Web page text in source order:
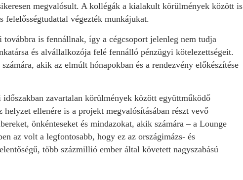
megvalósult. A kollégák a kialakult körülmények között is
felelősségtudattal végezték munkájukat.
is fennállnak, így a cégcsoport jelenleg nem tudja
és alvállalkozója felé fennálló pénzügyi kötelezettségeit.
akik az elmúlt hónapokban és a rendezvény előkészítése
zavartalan körülmények között együttműködő
ellenére is a projekt megvalósításában részt vevő
önkénteseket és mindazokat, akik számára – a Lounge
az volt a legfontosabb, hogy ez az országimázs- és
több százmillió ember által követett nagyszabású